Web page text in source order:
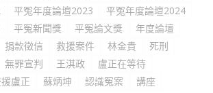
平冤年度論壇2023
平冤年度論壇2024
平冤新聞獎 平冤論文獎
年度論壇
捐款徵信 救援案件 林金貴
死刑
無罪宣判 王淇政
盧正在等待
盧正 蘇炳坤 認識冤案
講座